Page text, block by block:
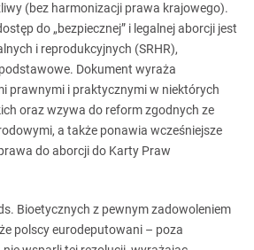
(bez harmonizacji prawa krajowego).
do „bezpiecznej” i legalnej aborcji jest
i reprodukcyjnych (SRHR),
Dokument wyraża
prawnymi i praktycznymi w niektórych
oraz wzywa do reform zgodnych ze
a także ponawia wcześniejsze
do aborcji do Karty Praw
Bioetycznych z pewnym zadowoleniem
polscy eurodeputowani – poza